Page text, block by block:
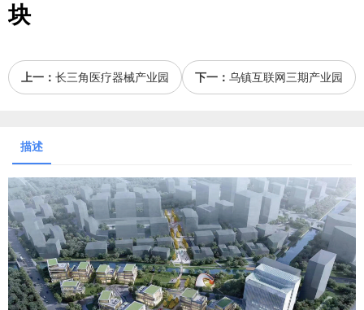
块
上一： 长三角医疗器械产业园 下一： 乌镇互联网三期产业园
描述